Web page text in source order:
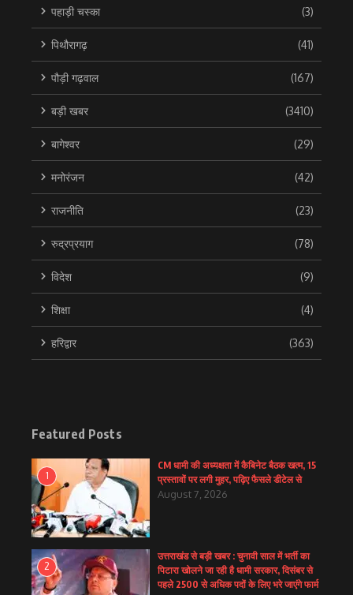
पहाड़ी चस्का (3)
पिथौरागढ़ (41)
पौड़ी गढ़वाल (167)
बड़ी खबर (3410)
बागेश्वर (29)
मनोरंजन (42)
राजनीति (23)
रुद्रप्रयाग (78)
विदेश (9)
शिक्षा (4)
हरिद्वार (363)
Featured Posts
1
CM धामी की अध्यक्षता में कैबिनेट बैठक खत्म, 15
प्रस्तावों पर लगी मुहर, पढ़िए फैसले डीटेल से
August 7, 2026
2
उत्तराखंड से बड़ी खबर : चुनावी साल में भर्ती का
पिटारा खोलने जा रही है धामी सरकार, दिसंबर से
पहले 2500 से अधिक पदों के लिए भरे जाएंगे फार्म